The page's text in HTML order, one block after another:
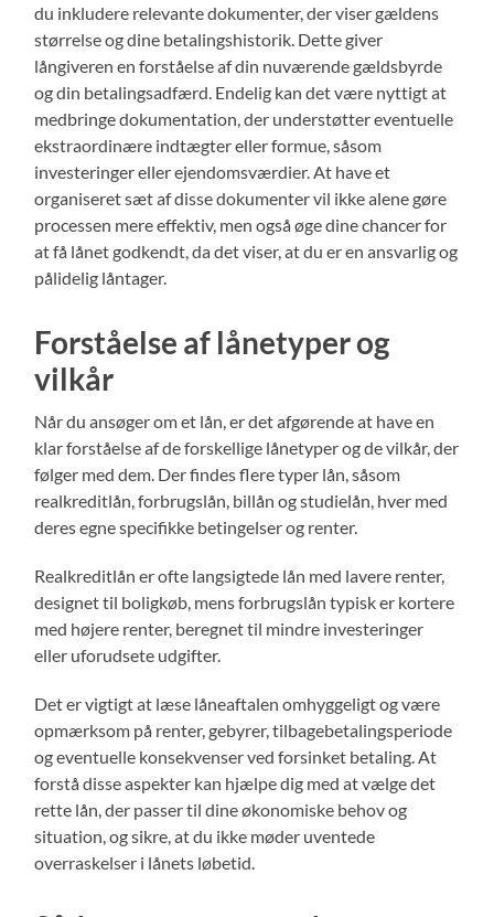
du inkludere relevante dokumenter, der viser gældens
størrelse og dine betalingshistorik. Dette giver
långiveren en forståelse af din nuværende gældsbyrde
og din betalingsadfærd. Endelig kan det være nyttigt at
medbringe dokumentation, der understøtter eventuelle
ekstraordinære indtægter eller formue, såsom
investeringer eller ejendomsværdier. At have et
organiseret sæt af disse dokumenter vil ikke alene gøre
processen mere effektiv, men også øge dine chancer for
at få lånet godkendt, da det viser, at du er en ansvarlig og
pålidelig låntager.
Forståelse af lånetyper og
vilkår
Når du ansøger om et lån, er det afgørende at have en
klar forståelse af de forskellige lånetyper og de vilkår, der
følger med dem. Der findes flere typer lån, såsom
realkreditlån, forbrugslån, billån og studielån, hver med
deres egne specifikke betingelser og renter.
Realkreditlån er ofte langsigtede lån med lavere renter,
designet til boligkøb, mens forbrugslån typisk er kortere
med højere renter, beregnet til mindre investeringer
eller uforudsete udgifter.
Det er vigtigt at læse låneaftalen omhyggeligt og være
opmærksom på renter, gebyrer, tilbagebetalingsperiode
og eventuelle konsekvenser ved forsinket betaling. At
forstå disse aspekter kan hjælpe dig med at vælge det
rette lån, der passer til dine økonomiske behov og
situation, og sikre, at du ikke møder uventede
overraskelser i lånets løbetid.